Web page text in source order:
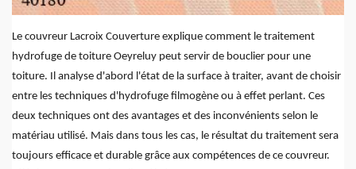
Le couvreur Lacroix Couverture explique comment le traitement
hydrofuge de toiture Oeyreluy peut servir de bouclier pour une
toiture. Il analyse d'abord l'état de la surface à traiter, avant de choisir
entre les techniques d'hydrofuge filmogène ou à effet perlant. Ces
deux techniques ont des avantages et des inconvénients selon le
matériau utilisé. Mais dans tous les cas, le résultat du traitement sera
toujours efficace et durable grâce aux compétences de ce couvreur.